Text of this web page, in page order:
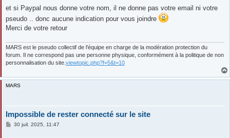
et si Paypal nous donne votre nom, il ne donne pas votre email ni votre
pseudo .. donc aucune indication pour vous joindre
Merci de votre retour
MARS est le pseudo collectif de l'équipe en charge de la modération protection du
forum. Il ne correspond pas une personne physique, conformément à la politique de non
personnalisation du site. viewtopic.php?f=5&t=10
MARS
Impossible de rester connecté sur le site
M30 juil. 2025, 11:47